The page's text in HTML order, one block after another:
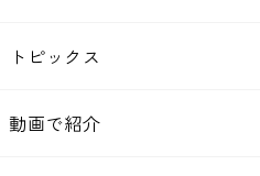
トピックス
動画で紹介